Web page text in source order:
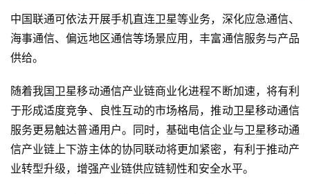
中国联通可依法开展手机直连卫星等业务，深化应急通信、
海事通信、偏远地区通信等场景应用，丰富通信服务与产品
供给。
随着我国卫星移动通信产业链商业化进程不断加速，将有利
于形成适度竞争、良性互动的市场格局，推动卫星移动通信
服务更易触达普通用户。同时，基础电信企业与卫星移动通
信产业链上下游主体的协同联动将更加紧密，有利于推动产
业转型升级，增强产业链供应链韧性和安全水平。